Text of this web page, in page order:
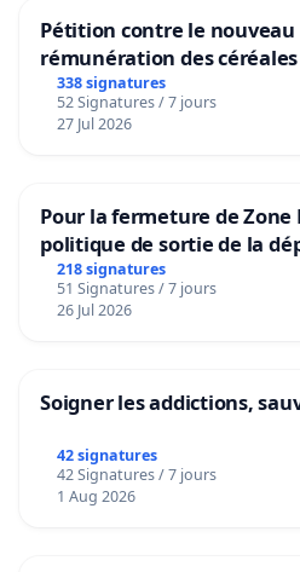
Pétition contre le nouveau
rémunération des
granum basé sur la teneur
338 signatures
52 Signatures / 7 jours
27 Jul 2026
Pour la fermeture de
politique de sortie de la
218 signatures
51 Signatures / 7 jours
26 Jul 2026
Soigner les addictions,
42 signatures
42 Signatures / 7 jours
1 Aug 2026